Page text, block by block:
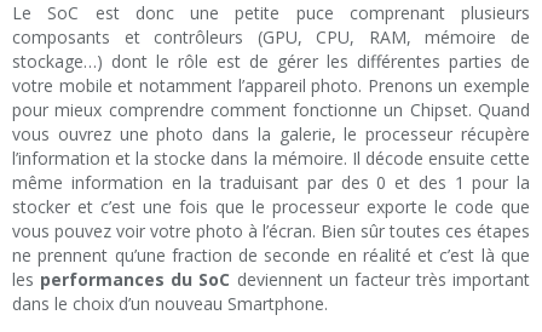
Le SoC est donc une petite puce comprenant plusieurs
composants et contrôleurs (GPU, CPU, RAM, mémoire de
stockage…) dont le rôle est de gérer les différentes parties de
votre mobile et notamment l’appareil photo. Prenons un exemple
pour mieux comprendre comment fonctionne un Chipset. Quand
vous ouvrez une photo dans la galerie, le processeur récupère
l’information et la stocke dans la mémoire. Il décode ensuite cette
même information en la traduisant par des 0 et des 1 pour la
stocker et c’est une fois que le processeur exporte le code que
vous pouvez voir votre photo à l’écran. Bien sûr toutes ces étapes
ne prennent qu’une fraction de seconde en réalité et c’est là que
les performances du SoC deviennent un facteur très important
dans le choix d’un nouveau Smartphone.